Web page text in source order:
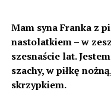
Mam syna Franka z
nastolatkiem – w
szesnaście lat.
szachy, w piłkę
skrzypkiem.